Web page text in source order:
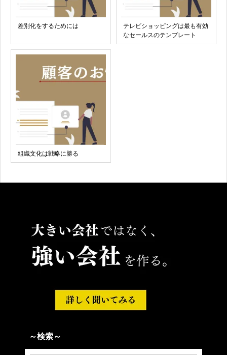
差別化をするためには
テレビショッピングは最も有効
なセールスのテンプレート
組織文化は戦略に勝る
～検索～